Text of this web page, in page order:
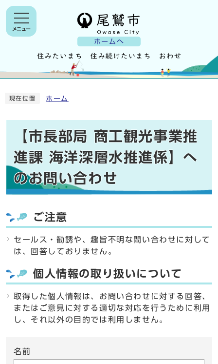
ホームへ
メニュー
現在位置 ホーム
【市長部局 商工観光事業推
進課 海洋深層水推進係】へ
のお問い合わせ
ご注意
セールス・勧誘や、趣旨不明な問い合わせに対して
は、回答しておりません。
個人情報の取り扱いについて
取得した個人情報は、お問い合わせに対する回答、
またはご意見に対する適切な対応を行うために利用
し、それ以外の目的では利用しません。
名前